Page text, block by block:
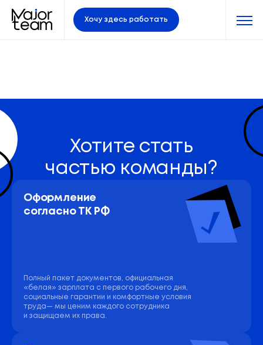
Хочу здесь работать
Хотите стать
частью команды?
Оформление
согласно ТК РФ
Полный пакет документов, официальная
«белая» зарплата с первого рабочего дня,
социальные гарантии и комфортные условия
труда— мы ценим каждого сотрудника
и защищаем их права.